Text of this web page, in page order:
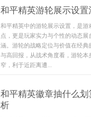
和平精英游轮展示设
和平精英中的游轮展示设置，是
点，更是玩家实力与个性的动态
涵。游轮的战略定位与价值在经
与高回报，从战术角度看，游轮
窄，利于近距离遭...
和平精英徽章抽什么
析